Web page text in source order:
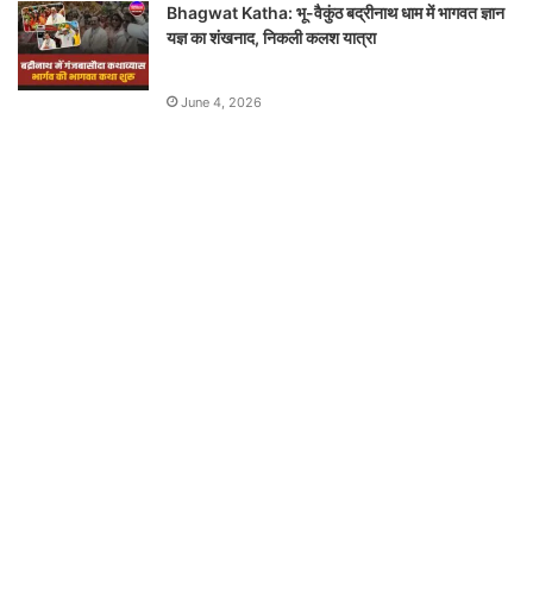
Bhagwat Katha: भू-वैकुंठ बद्रीनाथ धाम में भागवत ज्ञान
यज्ञ का शंखनाद, निकली कलश यात्रा
June 4, 2026